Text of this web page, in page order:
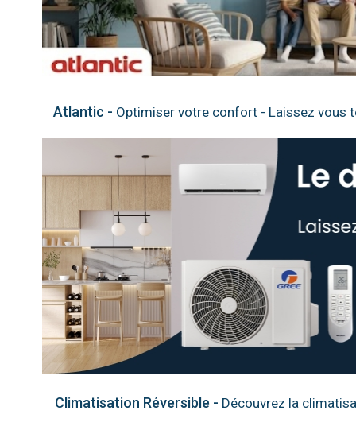
Atlantic - Optimiser votre confort - Laissez vous
Climatisation Réversible - Découvrez la